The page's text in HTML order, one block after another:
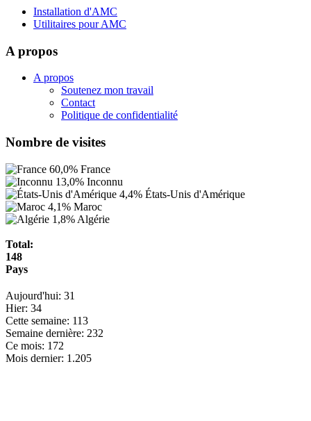
Installation d'AMC
Utilitaires pour AMC
A propos
A propos
Soutenez mon travail
Contact
Politique de confidentialité
Nombre de visites
60,0% France
13,0% Inconnu
4,4% États-Unis d'Amérique
4,1% Maroc
1,8% Algérie
Total:
148
Pays
Aujourd'hui: 31
Hier: 34
Cette semaine: 113
Semaine dernière: 232
Ce mois: 172
Mois dernier: 1.205